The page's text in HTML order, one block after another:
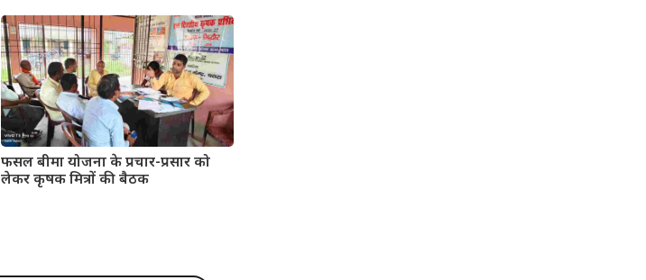
फसल बीमा योजना के प्रचार-प्रसार को
लेकर कृषक मित्रों की बैठक